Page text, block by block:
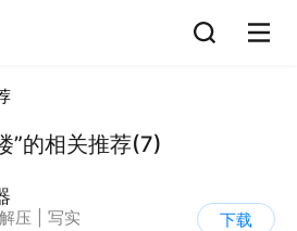
”的相关推荐(7)
解压
写实
下载